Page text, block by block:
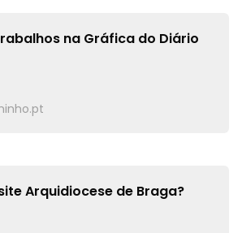
na Gráfica do Diário
Arquidiocese de Braga?